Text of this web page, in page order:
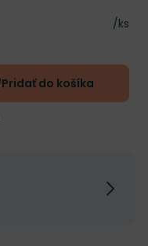
Cena
/ks
Pridať do košíka